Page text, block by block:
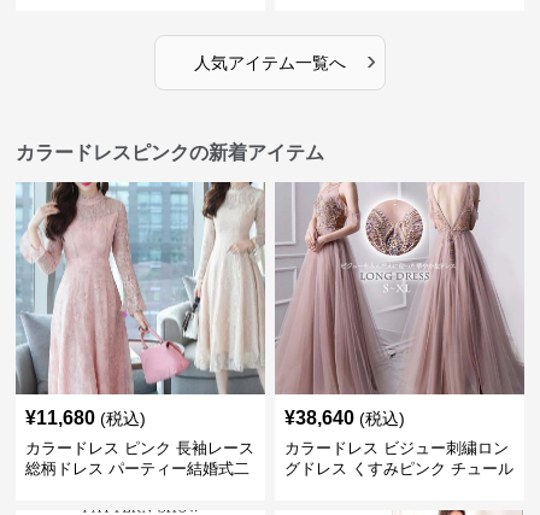
人気アイテム一覧へ ›
カラードレスピンクの新着アイテム
¥11,680 (税込)
カラードレス ピンク 長袖レース
総柄ドレス パーティー結婚式二
¥38,640 (税込)
カラードレス ビジュー刺繍ロン
グドレス くすみピンク チュール